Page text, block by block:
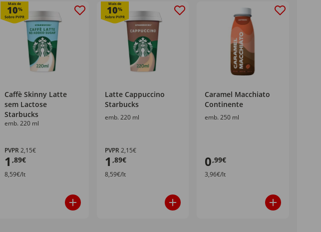
Mais de
10%
Caffè Skinny Latte
sem Lactose
Starbucks
emb. 220 ml
PVPR2,15€
1 ,89€
8,59€/lt
Mais de
10%
Latte Cappuccino
Starbucks
emb. 220 ml
PVPR2,15€
1 ,89€
8,59€/lt
Caramel Macchiato
Continente
emb. 250 ml
0,99€
3,96€/lt